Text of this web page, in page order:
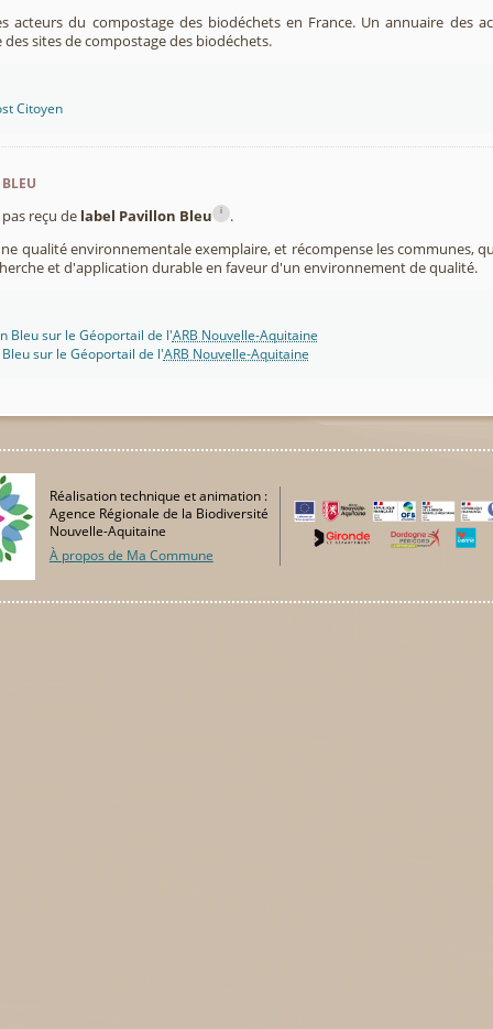
acteurs du compostage des biodéchets en France. Un annuaire des
sites de compostage des biodéchets.
Citoyen
reçu de label Pavillon Bleu i
.
qualité environnementale exemplaire, et récompense les communes,
et d'application durable en faveur d'un environnement de qualité.
Bleu sur le Géoportail de l'ARB Nouvelle-Aquitaine
sur le Géoportail de l'ARB Nouvelle-Aquitaine
Réalisation technique et animation :
Agence Régionale de la Biodiversité
Nouvelle-Aquitaine
À propos de Ma Commune